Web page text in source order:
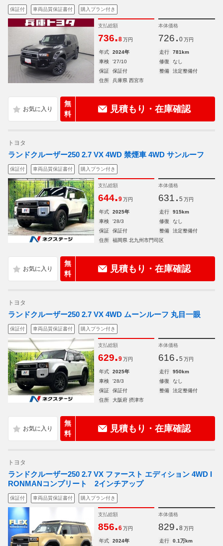
保証付 車両品質保証書付 購入プラン付き
支払総額
736.8 万円
本体価格
726. 0 万円
年式 2024年 走行
781km
車検
'27/10 修復
なし
保証
保証付 整備
法定整備付
住所
兵庫県 西宮市
無
料
見積もり・在庫確認
トヨタ
ランドクルーザー250 2.7 VX 4WD 禁煙車 4WD サンルーフ
保証付 車両品質保証書付 購入プラン付き
支払総額
644.9 万円
本体価格
631. 5 万円
年式 2025年 走行
915km
車検
'28/3 修復
なし
保証
保証付 整備
法定整備付
住所
福岡県 北九州市門司区
無
料
見積もり・在庫確認
トヨタ
ランドクルーザー250 2.7 VX 4WD ムーンルーフ 丸目一眼
保証付 車両品質保証書付 購入プラン付き
支払総額
629.9 万円
本体価格
616. 5 万円
年式 2025年 走行
950km
車検
'28/3 修復
なし
保証
保証付 整備
法定整備付
住所
大阪府 摂津市
無
料
見積もり・在庫確認
トヨタ
ランドクルーザー250 2.7 VX ファースト エディション 4WD I
RONMANコンプリート 2インチアップ
保証付 車両品質保証書付 購入プラン付き
支払総額
856.6 万円
本体価格
829. 8 万円
年式 2024年 走行 0.1万km